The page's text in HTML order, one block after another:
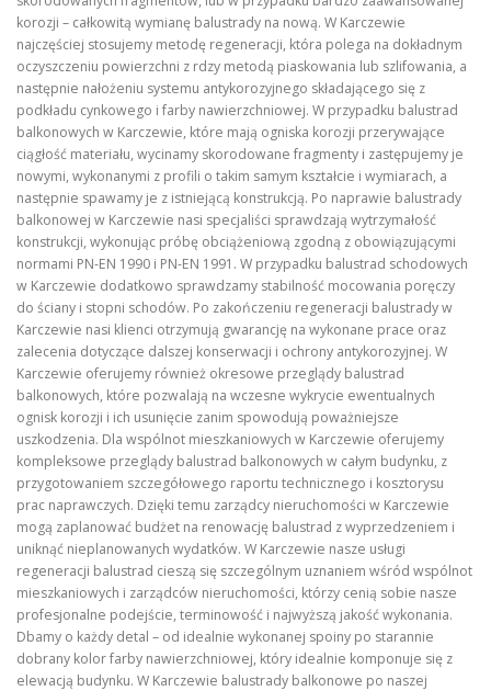
korozji – całkowitą wymianę balustrady na nową. W Karczewie
najczęściej stosujemy metodę regeneracji, która polega na dokładnym
oczyszczeniu powierzchni z rdzy metodą piaskowania lub szlifowania, a
następnie nałożeniu systemu antykorozyjnego składającego się z
podkładu cynkowego i farby nawierzchniowej. W przypadku balustrad
balkonowych w Karczewie, które mają ogniska korozji przerywające
ciągłość materiału, wycinamy skorodowane fragmenty i zastępujemy je
nowymi, wykonanymi z profili o takim samym kształcie i wymiarach, a
następnie spawamy je z istniejącą konstrukcją. Po naprawie balustrady
balkonowej w Karczewie nasi specjaliści sprawdzają wytrzymałość
konstrukcji, wykonując próbę obciążeniową zgodną z obowiązującymi
normami PN-EN 1990 i PN-EN 1991. W przypadku balustrad schodowych
w Karczewie dodatkowo sprawdzamy stabilność mocowania poręczy
do ściany i stopni schodów. Po zakończeniu regeneracji balustrady w
Karczewie nasi klienci otrzymują gwarancję na wykonane prace oraz
zalecenia dotyczące dalszej konserwacji i ochrony antykorozyjnej. W
Karczewie oferujemy również okresowe przeglądy balustrad
balkonowych, które pozwalają na wczesne wykrycie ewentualnych
ognisk korozji i ich usunięcie zanim spowodują poważniejsze
uszkodzenia. Dla wspólnot mieszkaniowych w Karczewie oferujemy
kompleksowe przeglądy balustrad balkonowych w całym budynku, z
przygotowaniem szczegółowego raportu technicznego i kosztorysu
prac naprawczych. Dzięki temu zarządcy nieruchomości w Karczewie
mogą zaplanować budżet na renowację balustrad z wyprzedzeniem i
uniknąć nieplanowanych wydatków. W Karczewie nasze usługi
regeneracji balustrad cieszą się szczególnym uznaniem wśród wspólnot
mieszkaniowych i zarządców nieruchomości, którzy cenią sobie nasze
profesjonalne podejście, terminowość i najwyższą jakość wykonania.
Dbamy o każdy detal – od idealnie wykonanej spoiny po starannie
dobrany kolor farby nawierzchniowej, który idealnie komponuje się z
elewacją budynku. W Karczewie balustrady balkonowe po naszej